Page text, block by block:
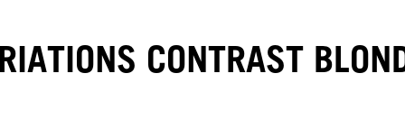
CONTRAST